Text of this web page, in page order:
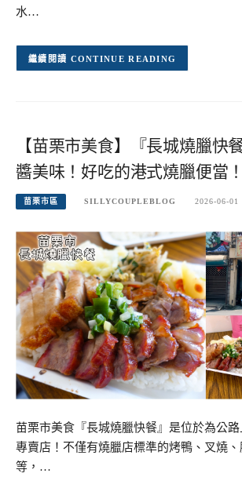
水…
CONTINUE READING
【苗栗市美食】『長城燒臘快
醬美味！好吃的港式燒臘便當！
苗栗市區 SILLYCOUPLEBLOG 2026-06-01
苗栗市美食『長城燒臘快餐』是位於為公
專賣店！不僅有燒臘店標準的烤鴨、叉燒
等，…